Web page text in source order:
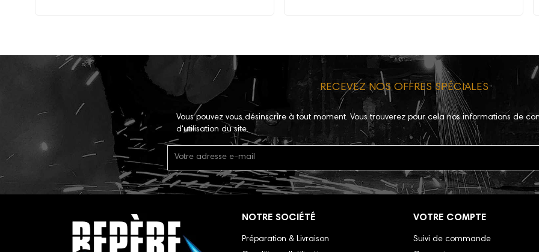
RECEVEZ NOS OFFRES SPÉCIALES
Vous pouvez vous désinscrire à tout moment. Vous trouverez pour cela nos informations de
d'utilisation du site.
NOTRE SOCIÉTÉ
Préparation & Livraison
VOTRE COMPTE
Suivi de commande